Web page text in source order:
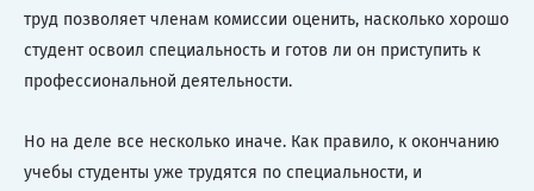
труд позволяет членам комиссии оценить, насколько хорошо
студент освоил специальность и готов ли он приступить к
профессиональной деятельности.
Но на деле все несколько иначе. Как правило, к окончанию
учебы студенты уже трудятся по специальности, и